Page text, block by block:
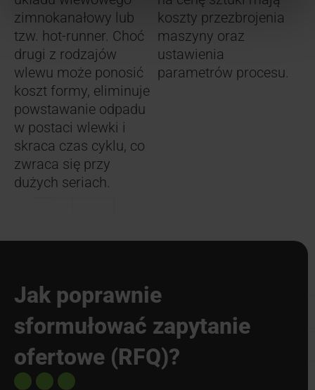
zimnokanałowy lub
tzw. hot-runner. Choć
drugi z rodzajów
wlewu może ponosić
koszt formy, eliminuje
powstawanie odpadu
w postaci wlewki i
skraca czas cyklu, co
zwraca się przy
dużych seriach.
koszty przezbrojenia
maszyny oraz
ustawienia
parametrów procesu.
Jak poprawnie
sformułować zapytanie
ofertowe (RFQ)?